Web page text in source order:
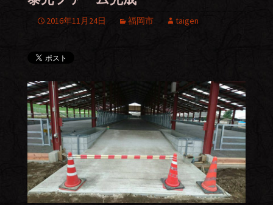
2016年11月24日 福岡市 taigen